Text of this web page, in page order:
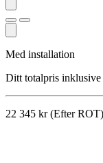
Med installation
Ditt totalpris
22 345 kr (Efter ROT)